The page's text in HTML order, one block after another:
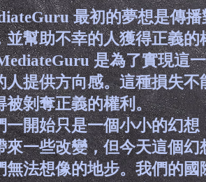
最初的夢想是傳
並幫助不幸的人獲得正義的
是為了實現這
人提供方向感。這種損失不
被剝奪正義的權利。
一開始只是一個小小的幻想
來一些改變，但今天這個幻
無法想像的地步。我們的國